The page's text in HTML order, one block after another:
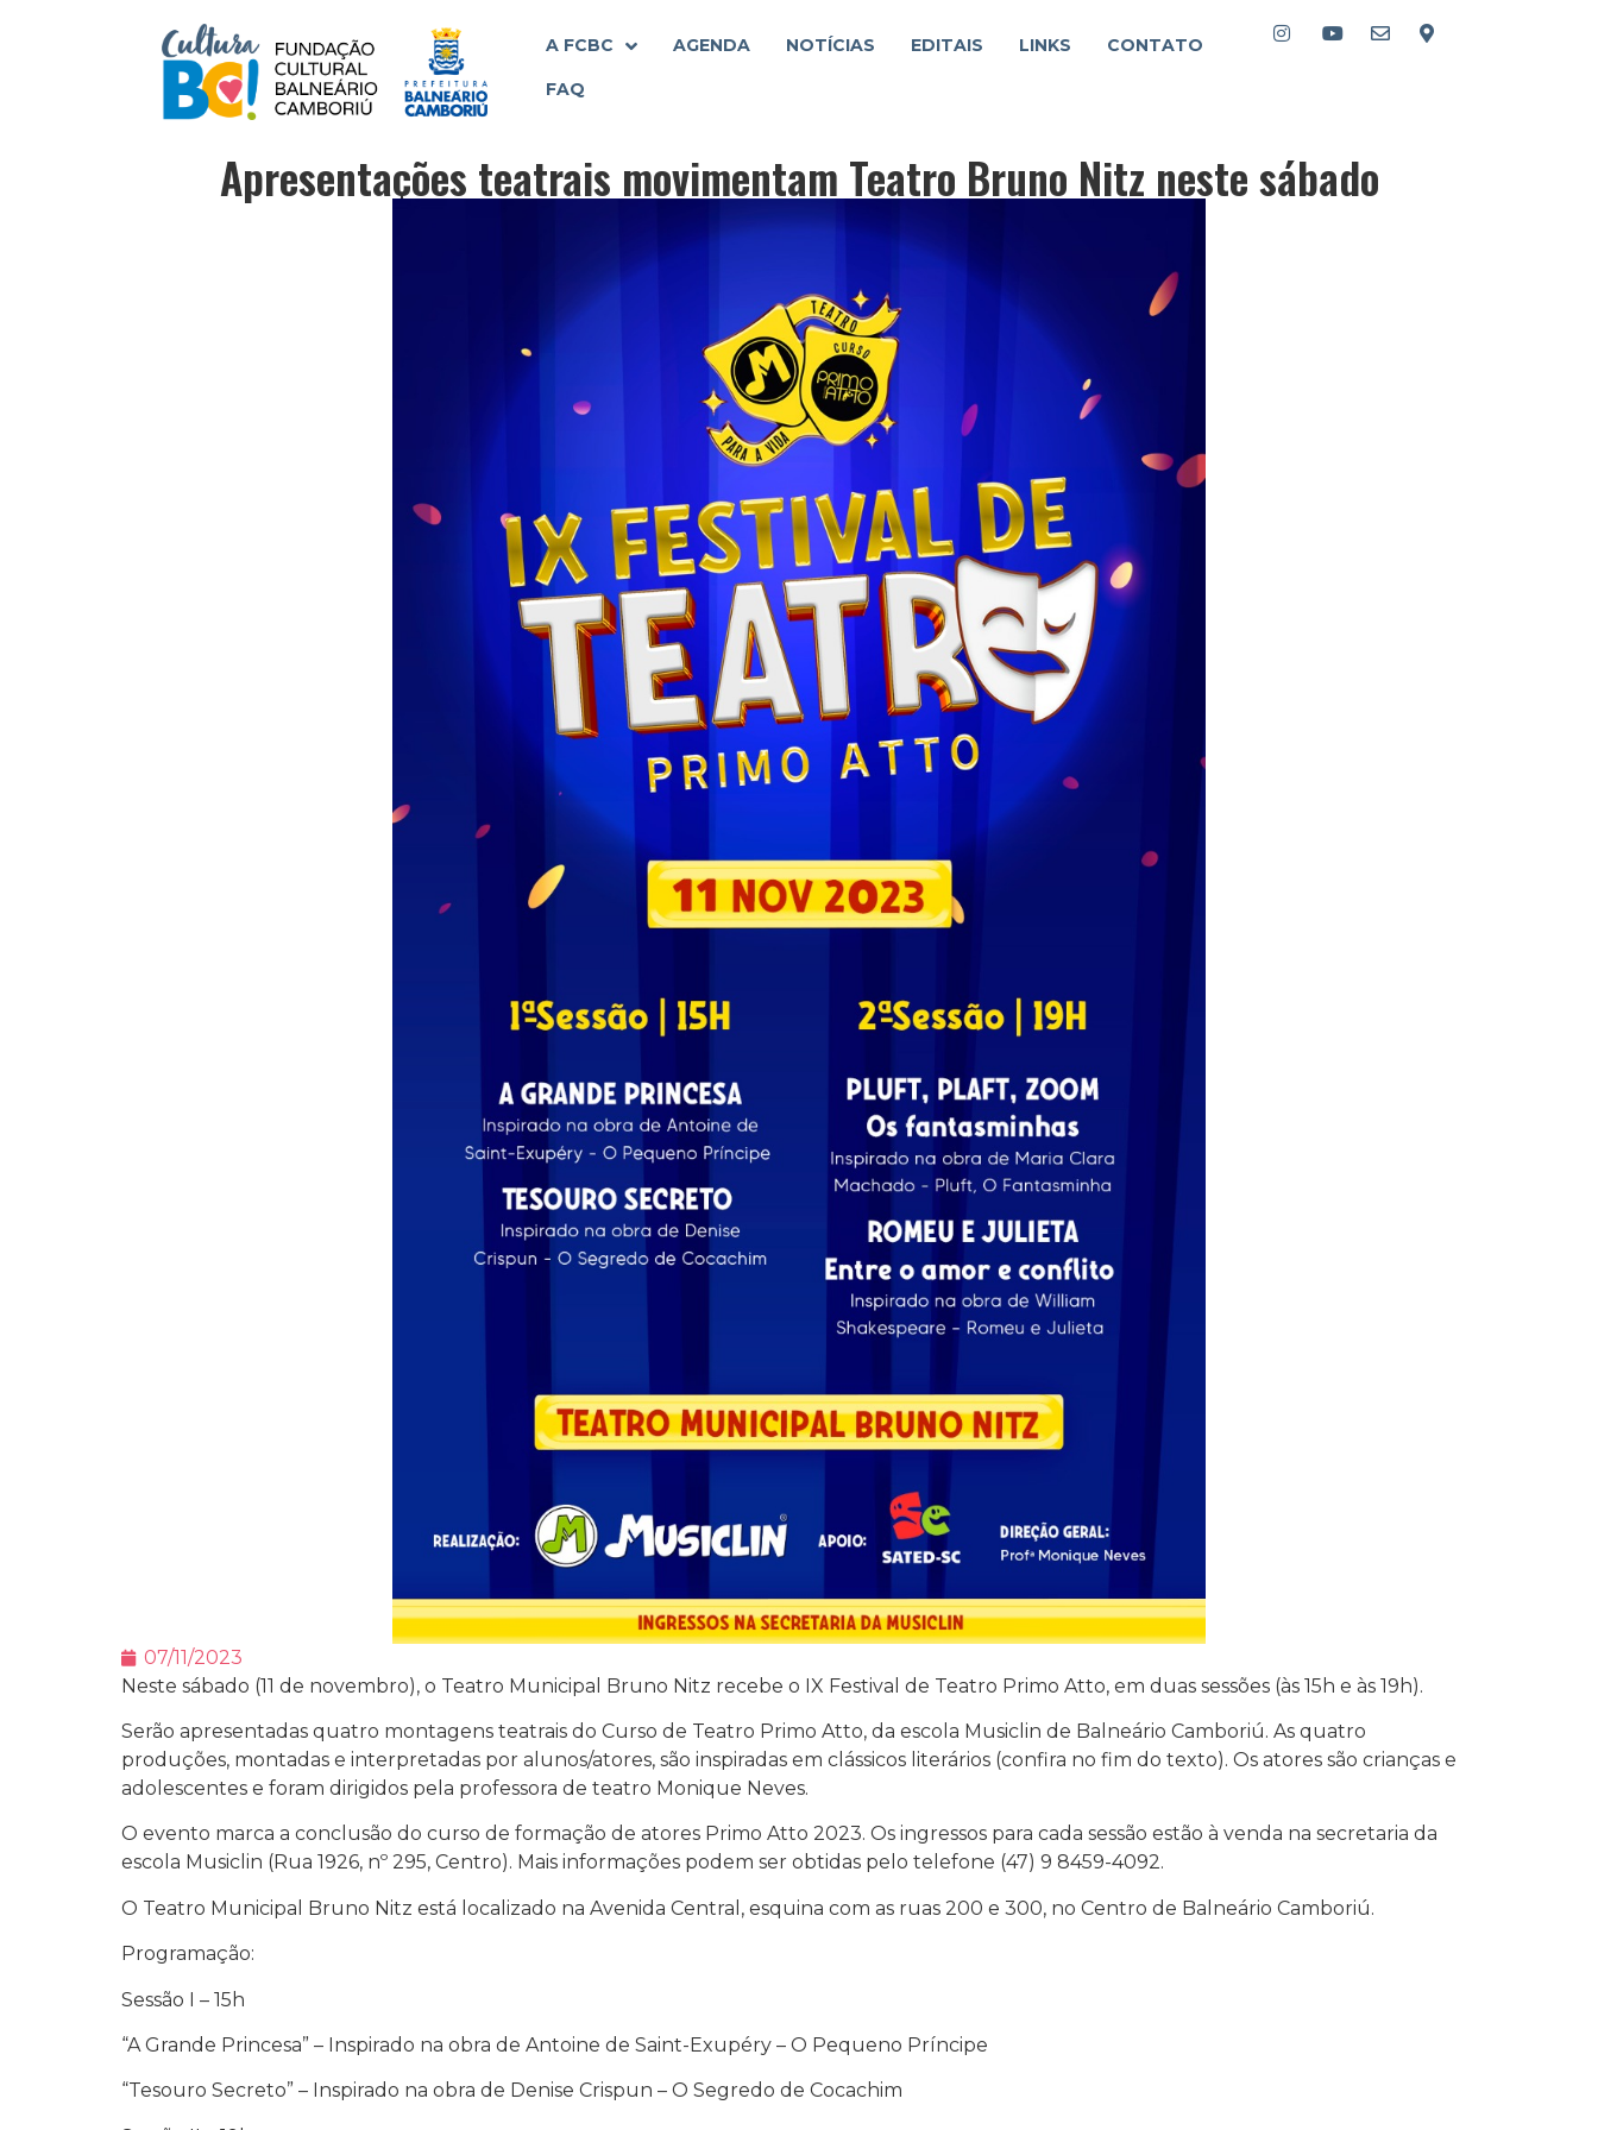
A FCBC AGENDA NOTÍCIAS EDITAIS LINKS CONTATO
FAQ
Apresentações teatrais movimentam Teatro Bruno Nitz neste sábado
07/11/2023
Neste sábado (11 de novembro), o Teatro Municipal Bruno Nitz recebe o IX Festival de Teatro Primo Atto, em duas sessões (às 15h e às 19h).
Serão apresentadas quatro montagens teatrais do Curso de Teatro Primo Atto, da escola Musiclin de Balneário Camboriú. As quatro
produções, montadas e interpretadas por alunos/atores, são inspiradas em clássicos literários (confira no fim do texto). Os atores são crianças e
adolescentes e foram dirigidos pela professora de teatro Monique Neves.
O evento marca a conclusão do curso de formação de atores Primo Atto 2023. Os ingressos para cada sessão estão à venda na secretaria da
escola Musiclin (Rua 1926, nº 295, Centro). Mais informações podem ser obtidas pelo telefone (47) 9 8459-4092.
O Teatro Municipal Bruno Nitz está localizado na Avenida Central, esquina com as ruas 200 e 300, no Centro de Balneário Camboriú.
Programação:
Sessão I – 15h
“A Grande Princesa” – Inspirado na obra de Antoine de Saint-Exupéry – O Pequeno Príncipe
“Tesouro Secreto” – Inspirado na obra de Denise Crispun – O Segredo de Cocachim